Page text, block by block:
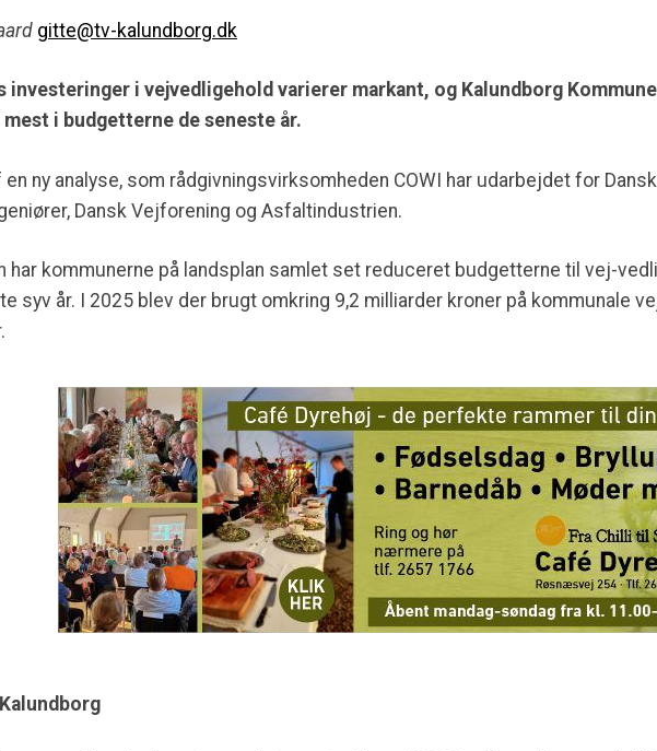
gitte@tv-kalundborg.dk
investeringer i vejvedligehold varierer markant, og Kalundborg
i budgetterne de seneste år.
ny analyse, som rådgivningsvirksomheden COWI har udarbejdet for
Dansk Vejforening og Asfaltindustrien.
har kommunerne på landsplan samlet set reduceret budgetterne til vej-
syv år. I 2025 blev der brugt omkring 9,2 milliarder kroner på kommunale